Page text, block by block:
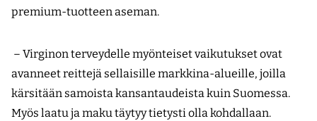
premium-tuotteen aseman.
– Virginon terveydelle myönteiset vaikutukset ovat
avanneet reittejä sellaisille markkina-alueille, joilla
kärsitään samoista kansan­taudeista kuin Suomessa.
Myös laatu ja maku täytyy tietysti olla kohdallaan.